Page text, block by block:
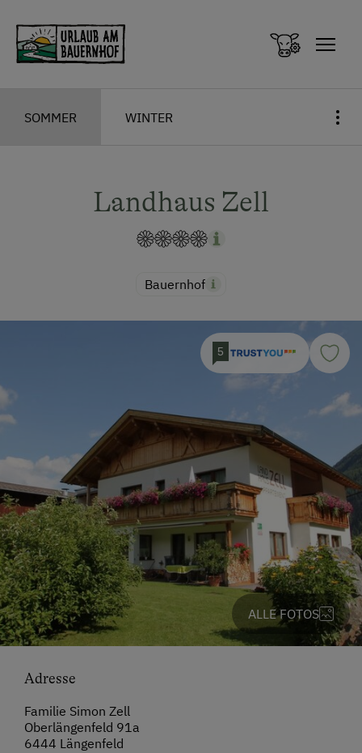
SOMMER WINTER
Landhaus Zell
Bauernhof
5
ALLE FOTOS
Adresse
Familie Simon Zell
Oberlängenfeld 91a
6444 Längenfeld